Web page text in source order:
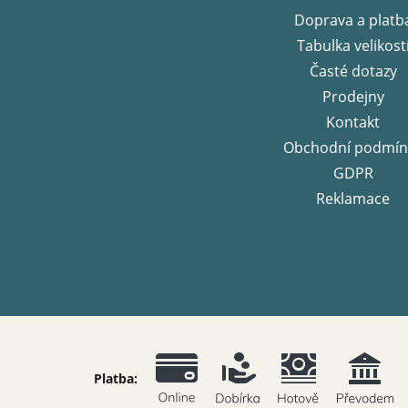
Doprava a
Tabulka
Časté dotazy
Prodejny
Kontakt
Obchodní
GDPR
Reklamace
Platba: